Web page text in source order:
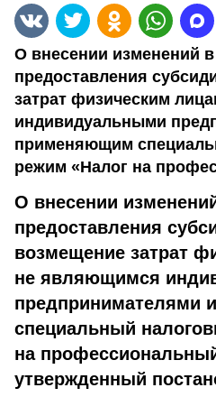
О внесении изменений
предоставления
затрат физическим
индивидуальными
применяющим
режим «Налог на
О внесении
предоставления
возмещение затрат
не являющимся
предпринимателями
специальный
на
утвержденный